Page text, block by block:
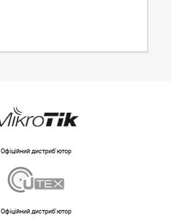
Офіційний дистриб'ютор
Офіційний дистриб'ютор